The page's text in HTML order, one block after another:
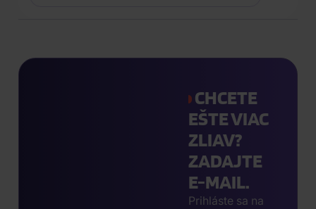
CHCETE
EŠTE VIAC
ZLIAV?
ZADAJTE
E-MAIL.
Prihláste sa na